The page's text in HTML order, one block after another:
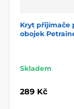
Kryt přijímače
obojek
Skladem
289 Kč